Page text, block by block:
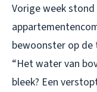
Vorige week stond
bewoonster op de
“Het water van
bleek? Een